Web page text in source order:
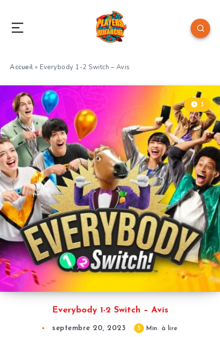
Accueil » Everybody 1-2 Switch – Avis
Everybody 1-2 Switch – Avis
3
septembre 20, 2023 3 Min. à lire